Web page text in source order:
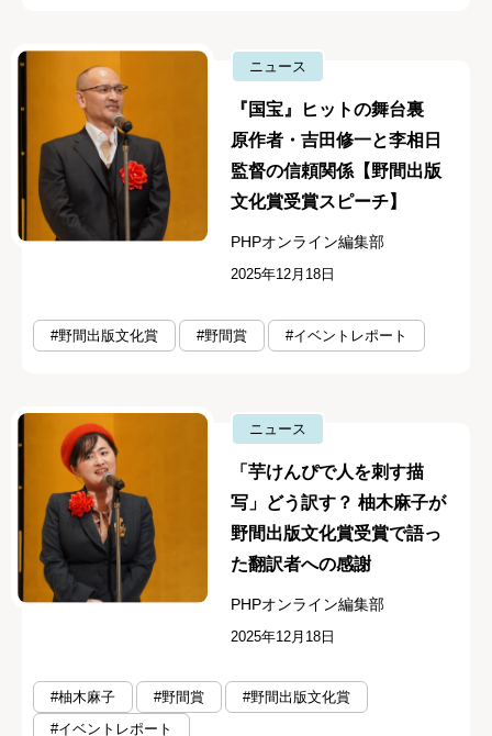
ニュース
『国宝』ヒットの舞台裏
原作者・吉田修一と李相日
監督の信頼関係【野間出版
文化賞受賞スピーチ】
PHPオンライン編集部
2025年12月18日
#野間出版文化賞 #野間賞 #イベントレポート
ニュース
「芋けんぴで人を刺す描
写」どう訳す？ 柚木麻子が
野間出版文化賞受賞で語っ
た翻訳者への感謝
PHPオンライン編集部
2025年12月18日
#柚木麻子 #野間賞
#野間出版文化賞
#イベントレポート